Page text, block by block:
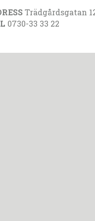
Trädgårdsgatan
0730-33 33 22